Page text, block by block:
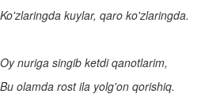
Ko'zlaringda kuylar, qaro ko'zlaringda.
Oy nuriga singib ketdi qanotlarim,
Bu olamda rost ila yolg'on qorishiq.